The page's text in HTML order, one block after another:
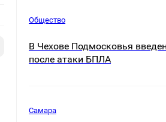
Общество
В Чехове Подмосковья
после атаки БПЛА
Самара